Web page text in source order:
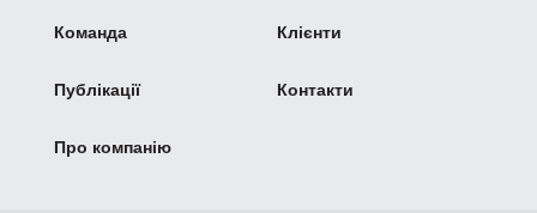
Команда Клієнти
Публікації Контакти
Про компанію